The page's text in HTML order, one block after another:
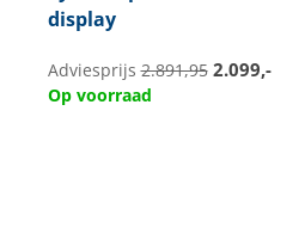
display
Adviesprijs2.891,95 2.099,-
Op voorraad